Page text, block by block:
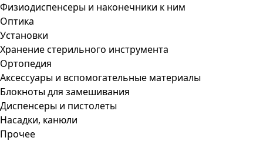
Физиодиспенсеры и наконечники к ним
Оптика
Установки
Хранение стерильного инструмента
Ортопедия
Аксессуары и вспомогательные материалы
Блокноты для замешивания
Диспенсеры и пистолеты
Насадки, канюли
Прочее